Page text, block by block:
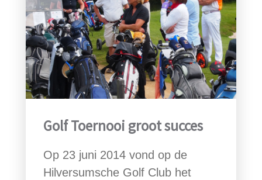
Golf Toernooi groot succes
Op 23 juni 2014 vond op de
Hilversumsche Golf Club het